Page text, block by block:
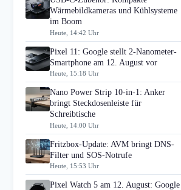
Wärmebildkameras und Kühlsysteme
im Boom
Heute, 14:42 Uhr
Pixel 11: Google stellt 2-Nanometer-
Smartphone am 12. August vor
Heute, 15:18 Uhr
Nano Power Strip 10-in-1: Anker
bringt Steckdosenleiste für
Schreibtische
Heute, 14:00 Uhr
Fritzbox-Update: AVM bringt DNS-
Filter und SOS-Notrufe
Heute, 15:53 Uhr
Pixel Watch 5 am 12. August: Google